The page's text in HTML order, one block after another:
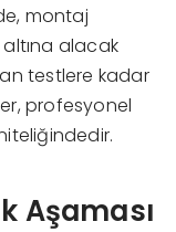
montaj
altına alacak
testlere kadar
profesyonel
Aşaması